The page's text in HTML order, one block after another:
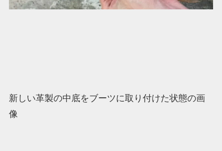
新しい革製の中底をブーツに取り付けた状態の画
像